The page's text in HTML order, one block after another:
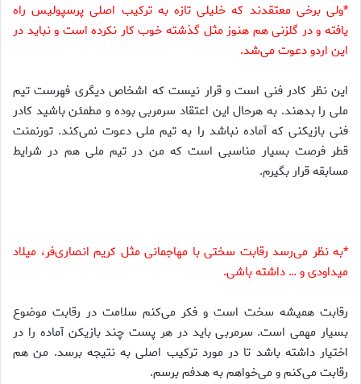
*ولی برخی معتقدند که خلیلی تازه به ترکیب اصلی پرسپولیس راه
یافته و در گلزنی هم هنوز مثل گذشته خوب کار نکرده است و نباید در
این اردو دعوت می‌شد.
این نظر کادر فنی است و قرار نیست که اشخاص دیگری فهرست تیم
ملی را بدهند. به هرحال این اعتقاد سرمربی بوده و مطمئن باشید کادر
فنی بازیکنی که آماده نباشد را به تیم ملی دعوت نمی‌کند. تورنمنت
قطر فرصت بسیار مناسبی است که من در تیم ملی هم در شرایط
مسابقه قرار بگیرم.
*به نظر می‌رسد رقابت سختی با مهاجمانی مثل کریم انصاری‌فر، میلاد
میداودی و … داشته باشی.
رقابت همیشه سخت است و فکر می‌کنم سلامت در رقابت موضوع
بسیار مهمی است. سرمربی باید در هر پست چند بازیکن آماده را در
اختیار داشته باشد تا در مورد ترکیب اصلی به نتیجه برسد. من هم
رقابت می‌کنم و می‌خواهم به هدفم برسم.